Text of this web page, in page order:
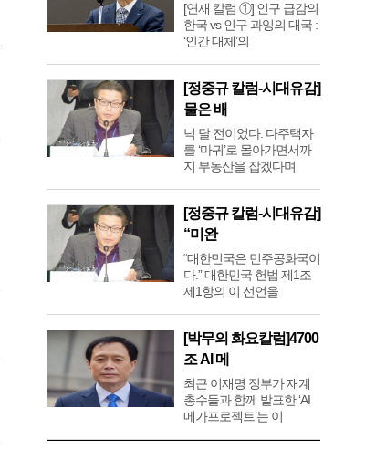
[연재 칼럼 ①] 인구 급감의
한국 vs 인구 과잉의 대국 :
‘인간 대체’의
[정중규 칼럼-시대유감]
물은 배
넉 달 전이었다. 다주택자
를 ‘마귀’로 몰아가면서까
지 부동산을 잡겠다며
[정중규 칼럼-시대유감]
“미완
“대한민국은 민주공화국이
다.” 대한민국 헌법 제1조
제1항의 이 선언을
[박무의 화요칼럼]4700
조 AI 메
최근 이재명 정부가 재계
총수들과 함께 발표한 ‘AI
메가프로젝트’는 이